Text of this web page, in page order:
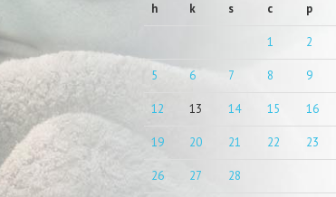
h
k s c p
1 2
5 6 7 8 9
12 13 14 15 16
19 20 21 22 23
26 27 28